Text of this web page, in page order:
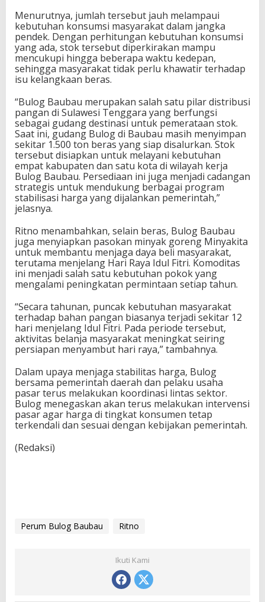
Menurutnya, jumlah tersebut jauh melampaui
kebutuhan konsumsi masyarakat dalam jangka
pendek. Dengan perhitungan kebutuhan konsumsi
yang ada, stok tersebut diperkirakan mampu
mencukupi hingga beberapa waktu kedepan,
sehingga masyarakat tidak perlu khawatir terhadap
isu kelangkaan beras.
“Bulog Baubau merupakan salah satu pilar distribusi
pangan di Sulawesi Tenggara yang berfungsi
sebagai gudang destinasi untuk pemerataan stok.
Saat ini, gudang Bulog di Baubau masih menyimpan
sekitar 1.500 ton beras yang siap disalurkan. Stok
tersebut disiapkan untuk melayani kebutuhan
empat kabupaten dan satu kota di wilayah kerja
Bulog Baubau. Persediaan ini juga menjadi cadangan
strategis untuk mendukung berbagai program
stabilisasi harga yang dijalankan pemerintah,”
jelasnya.
Ritno menambahkan, selain beras, Bulog Baubau
juga menyiapkan pasokan minyak goreng Minyakita
untuk membantu menjaga daya beli masyarakat,
terutama menjelang Hari Raya Idul Fitri. Komoditas
ini menjadi salah satu kebutuhan pokok yang
mengalami peningkatan permintaan setiap tahun.
“Secara tahunan, puncak kebutuhan masyarakat
terhadap bahan pangan biasanya terjadi sekitar 12
hari menjelang Idul Fitri. Pada periode tersebut,
aktivitas belanja masyarakat meningkat seiring
persiapan menyambut hari raya,” tambahnya.
Dalam upaya menjaga stabilitas harga, Bulog
bersama pemerintah daerah dan pelaku usaha
pasar terus melakukan koordinasi lintas sektor.
Bulog menegaskan akan terus melakukan intervensi
pasar agar harga di tingkat konsumen tetap
terkendali dan sesuai dengan kebijakan pemerintah.
(Redaksi)
Perum Bulog Baubau Ritno
Ikuti Kami